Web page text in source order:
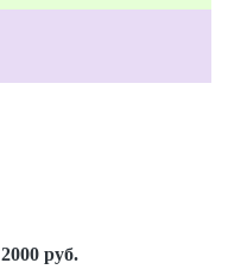
2000 руб.